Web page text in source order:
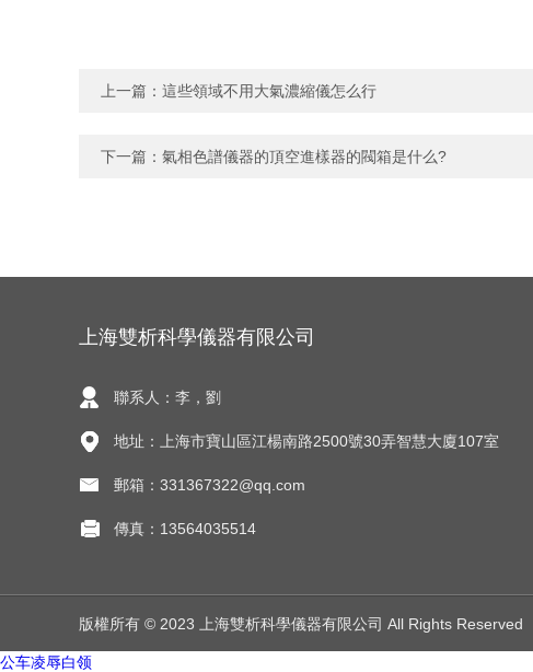
上一篇： 這些領域不用大氣濃縮儀怎么行
下一篇： 氣相色譜儀器的頂空進樣器的閥箱是什么?
上海雙析科學儀器有限公司
聯系人：李，劉
地址：上海市寶山區江楊南路2500號30弄智慧大廈107室
郵箱：331367322@qq.com
傳真：13564035514
版權所有 © 2023 上海雙析科學儀器有限公司 All Rights Reserved
公车凌辱白领